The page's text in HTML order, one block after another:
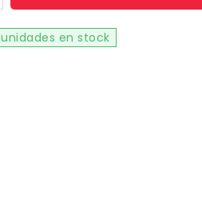
en stock